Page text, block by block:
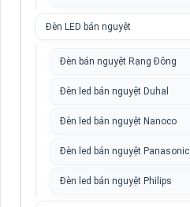
Đèn LED bán nguyệt
Đèn bán nguyệt Rạng Đông
Đèn led bán nguyệt Duhal
Đèn led bán nguyệt Nanoco
Đèn led bán nguyệt Panasonic
Đèn led bán nguyệt Philips